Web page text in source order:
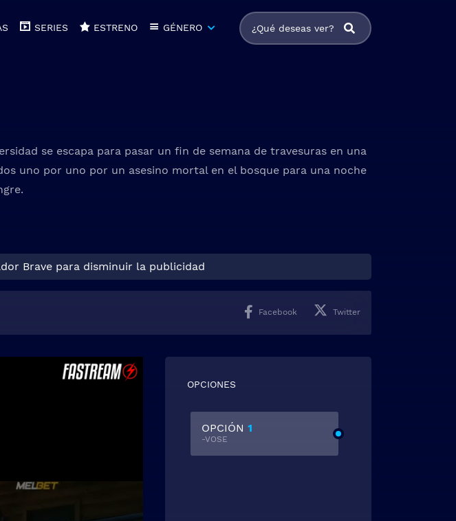
SERIES ESTRENO GÉNERO
se escapa para pasar un fin de semana de travesuras en una
uno por uno por un asesino mortal en el bosque para una noche
Brave para disminuir la publicidad
Facebook Twitter
OPCIONES
OPCIÓN 1
-VOSE